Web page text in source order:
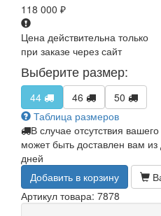
118 000 ₽
Цена действительна только
при заказе через сайт
Выберите размер:
44 46
50
Таблица размеров
В случае отсутствия
может быть доставлен вам из
дней
Добавить в корзину
Артикул товара: 7878